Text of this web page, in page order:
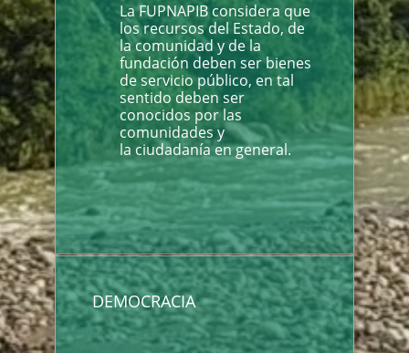
La FUPNAPIB considera que
los recursos del Estado, de
la comunidad y de la
fundación deben ser bienes
de servicio público, en tal
sentido deben ser
conocidos por las
comunidades y
la ciudadanía en general.
DEMOCRACIA